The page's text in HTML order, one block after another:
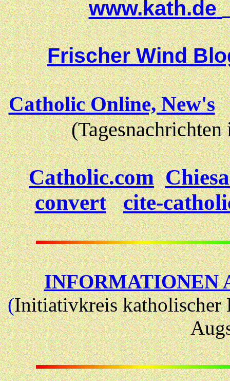
www.kath.de
Frischer Wind
Catholic Online, New's
Catholic.com
convert
cite-
INFORMATIONEN
(Initiativkreis katholischer